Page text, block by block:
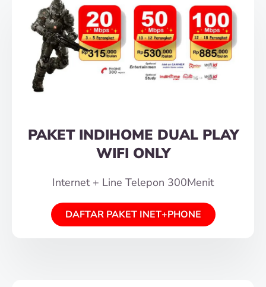
PAKET INDIHOME DUAL PLAY
WIFI ONLY
Internet + Line Telepon 300Menit
DAFTAR PAKET INET+PHONE